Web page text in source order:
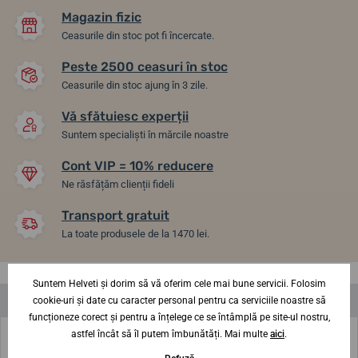
Magazin fizic
Ceasurile din stoc pot fi încercate.
Peste 2500 ceasuri în stoc
Ceasurile din stoc ajung în 3 zile.
Vă sfătuiesc experții
Suntem specialiști în mărcile noastre
Cont VIP = 10% reducere
Ne răsfățăm clienții fideli
Transport gratuit
La toate produsele de la 1470 lei.
Descriere produs
Carcasa elegantă Friedrich Lederwaren Cordoba 26390-8
Suntem Helveti și dorim să vă oferim cele mai bune servicii. Folosim
cookie-uri și date cu caracter personal pentru ca serviciile noastre să
funcționeze corect și pentru a înțelege ce se întâmplă pe site-ul nostru,
astfel încât să îl putem îmbunătăți. Mai multe aici.